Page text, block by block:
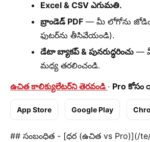
Excel & CSV ఎగుమతి.
బ్రాండెడ్ PDF — మీ లోగోను
ఫుటర్‌ను తీసివేయండి).
డేటా బ్యాకప్ & పునరుద్ధరించు —
మధ్య తరలించండి.
ఉచిత కాలిక్యులేటర్‌ని తెరవండి · Pro
App Store Google Play
## సంబంధిత - [ధర (ఉచిత vs Pro)](/